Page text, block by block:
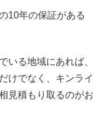
10年の保証がある
いる地域にあれば、
けでなく、キンライ
見積もり取るのがお